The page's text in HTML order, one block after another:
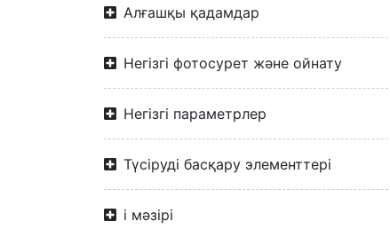
Алғашқы қадамдар
Негізгі фотосурет және ойнату
Негізгі параметрлер
Түсіруді басқару элементтері
i мәзірі